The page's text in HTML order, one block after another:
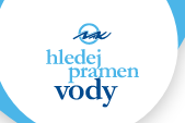
Webové
stránky